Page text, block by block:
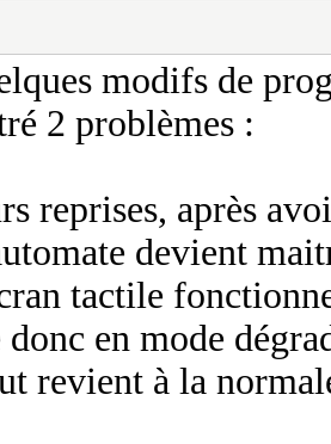
modifs de
2 problèmes :
reprises, après
devient
tactile
en mode
revient à la